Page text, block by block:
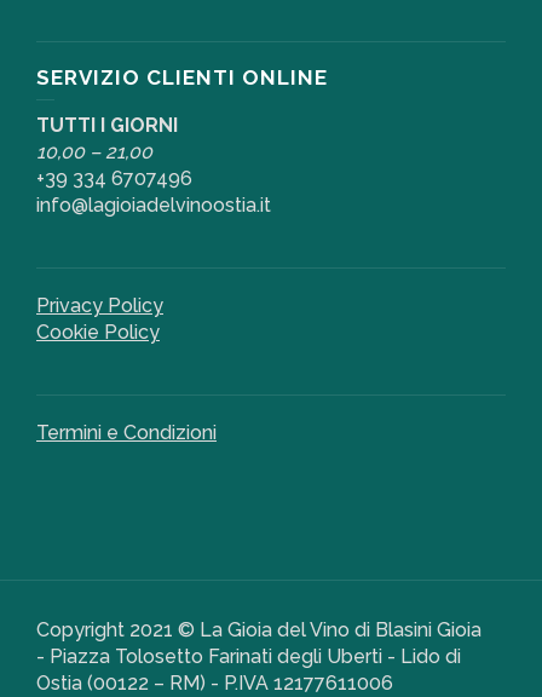
SERVIZIO CLIENTI ONLINE
TUTTI I GIORNI
10,00 – 21,00
+39 334 6707496
info@lagioiadelvinoostia.it
Privacy Policy
Cookie Policy
Termini e Condizioni
Copyright 2021 © La Gioia del Vino di Blasini Gioia
- Piazza Tolosetto Farinati degli Uberti - Lido di
Ostia (00122 – RM) - P.IVA 12177611006